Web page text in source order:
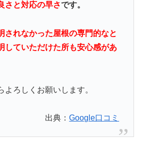
さと対応の早さです。
されなかった屋根の専門的なと
していただけた所も安心感があ
よろしくお願いします。
出典：Google口コミ